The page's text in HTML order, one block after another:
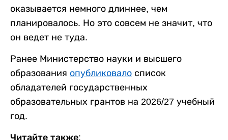
оказывается немного длиннее, чем
планировалось. Но это совсем не значит, что
он ведет не туда.
Ранее Министерство науки и высшего
образования опубликовало список
обладателей государственных
образовательных грантов на 2026/27 учебный
год.
Читайте также: